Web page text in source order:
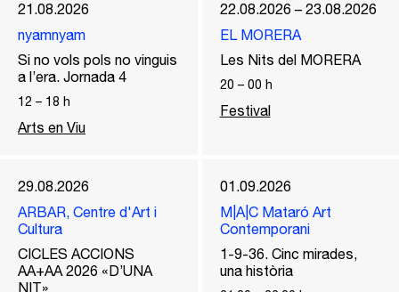
21.08.2026
nyamnyam
Si no vols pols no vinguis
a l’era. Jornada 4
12 – 18 h
Arts en Viu
22.08.2026 – 23.08.2026
EL MORERA
Les Nits del MORERA
20 – 00 h
Festival
29.08.2026
ARBAR, Centre d'Art i
Cultura
CICLES ACCIONS
AA+AA 2026 «D’UNA
NIT»
01.09.2026
M|A|C Mataró Art
Contemporani
1-9-36. Cinc mirades,
una història